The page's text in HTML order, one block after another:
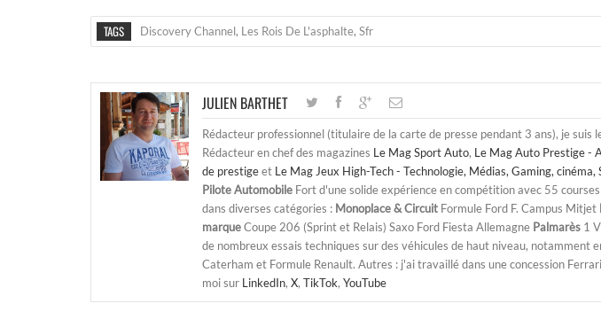
TAGS Discovery Channel, Les Rois De L'asphalte, Sfr
JULIEN BARTHET
Rédacteur professionnel (titulaire de la carte de presse pendant 3 ans), je suis
Rédacteur en chef des magazines Le Mag Sport Auto, Le Mag Auto Prestige -
de prestigeet Le Mag Jeux High-Tech - Technologie, Médias, Gaming, cinéma,
Pilote Automobile Fort d'une solide expérience en compétition avec 55
dans diverses catégories : Monoplace & Circuit Formule Ford F. Campus Mitjet
marqueCoupe 206 (Sprint et Relais) Saxo Ford Fiesta Allemagne Palmarès 1
de nombreux essais techniques sur des véhicules de haut niveau, notamment
Caterham et Formule Renault. Autres : j'ai travaillé dans une concession
moi sur LinkedIn, X, TikTok, YouTube